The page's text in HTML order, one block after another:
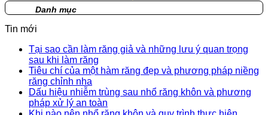
Danh mục
Tin mới
Tại sao cần làm răng giả và những lưu ý quan trọng
sau khi làm răng
Tiêu chí của một hàm răng đẹp và phương pháp niềng
răng chỉnh nha
Dấu hiệu nhiễm trùng sau nhổ răng khôn và phương
pháp xử lý an toàn